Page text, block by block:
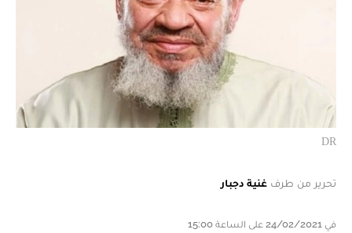
DR
تحرير من طرف غنية دجبار
في 24/02/2021 على الساعة 15:00